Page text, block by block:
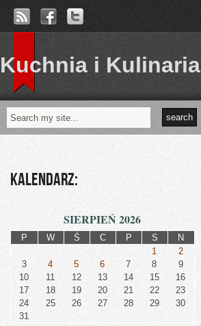
Kuchnia i Kulinaria
Kalendarz:
SIERPIEŃ 2026
P W Ś C P S
N
1
2
3
4 5 6 7 8
9
10
11 12 13 14 15
16
17
18 19 20 21 22
23
24
25 26 27 28 29
30
31